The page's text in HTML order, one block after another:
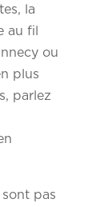
la
au fil
ou
plus
parlez
pas